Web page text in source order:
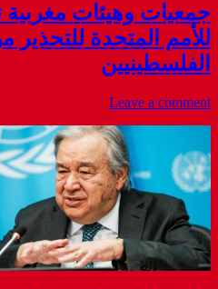
جمعيات وهيئات مغربية
للأمم المتحدة
الفلسطينيين
Leave a comment